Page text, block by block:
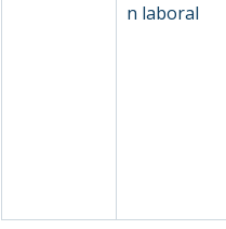
n laboral